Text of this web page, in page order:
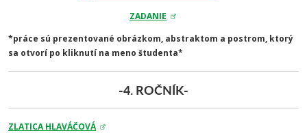
ZADANIE
*práce sú prezentované obrázkom, abstraktom a postrom, ktorý
sa otvorí po kliknutí na meno študenta*
-4. ROČNÍK-
ZLATICA HLAVÁČOVÁ